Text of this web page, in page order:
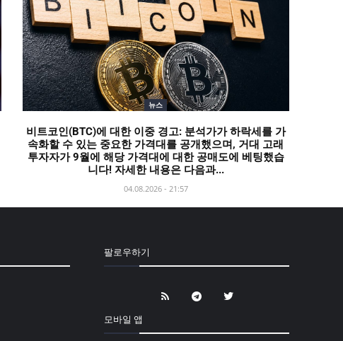
뉴스
비트코인(BTC)에 대한 이중 경고: 분석가가 하락세를 가
속화할 수 있는 중요한 가격대를 공개했으며, 거대 고래
투자자가 9월에 해당 가격대에 대한 공매도에 베팅했습
니다! 자세한 내용은 다음과...
04.08.2026 - 21:57
팔로우하기
모바일 앱